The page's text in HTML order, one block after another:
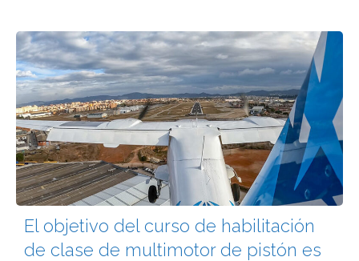
El objetivo del curso de habilitación
de clase de multimotor de pistón es